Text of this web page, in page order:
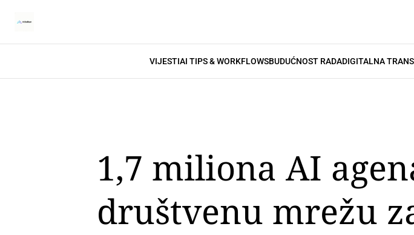
VIJESTIAI TIPS & WORKFLOWSBUDUĆNOST RADADIGITALNA
1,7 miliona AI
društvenu mrežu